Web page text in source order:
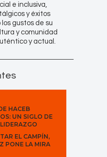
e inclusiva,
y éxitos
gustos de su
y comunidad
y actual.
HACEB
UN SIGLO DE
EL CAMPÍN,
PONE LA MIRA